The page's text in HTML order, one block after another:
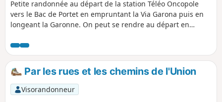
Petite randonnée au départ de la station Téléo Oncopole
vers le Bac de Portet en empruntant la Via Garona puis en
longeant la Garonne. On peut se rendre au départ en
empruntant le téléphérique jusqu'au terminus Oncopole.
Par les rues et les chemins de l'Union
Visorandonneur